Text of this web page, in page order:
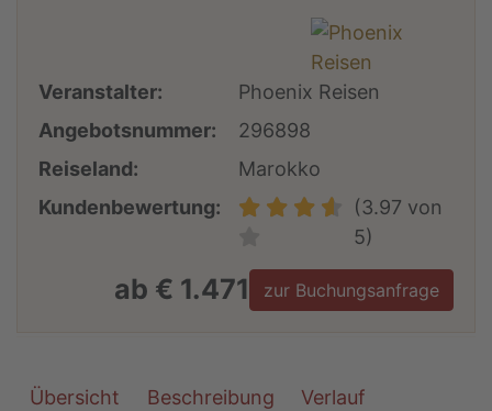
Veranstalter:
Phoenix Reisen
Angebotsnummer:
296898
Reiseland:
Marokko
Kundenbewertung:
(3.97 von
5)
ab € 1.471 zur Buchungsanfrage
Übersicht Beschreibung Verlauf